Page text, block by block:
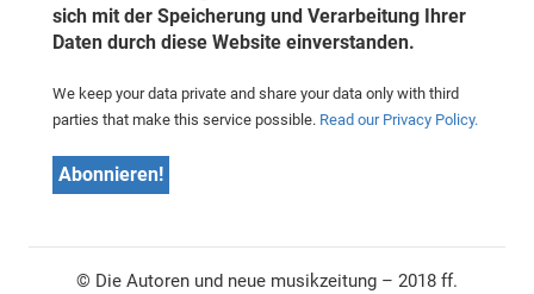
sich mit der Speicherung und Verarbeitung Ihrer
Daten durch diese Website einverstanden.
We keep your data private and share your data only with third
parties that make this service possible. Read our Privacy Policy.
© Die Autoren und neue musikzeitung – 2018 ff.